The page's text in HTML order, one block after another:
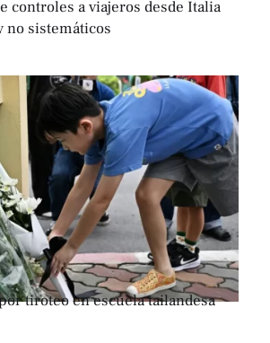
controles a viajeros desde Italia
no sistemáticos
tiroteo en escuela tailandesa